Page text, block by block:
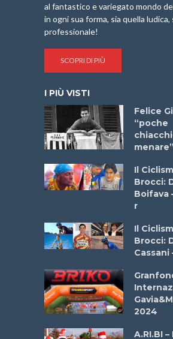
al fantastico e variegato mondo
in ogni sua forma, sia quella ludica,
professionale!
SCOPRI DI PIÙ
I PIÙ VISTI
Felice
“poche
Il
Brocci:
Boifava
r
Il
Brocci:
Cassani
2024
A.RI.BI